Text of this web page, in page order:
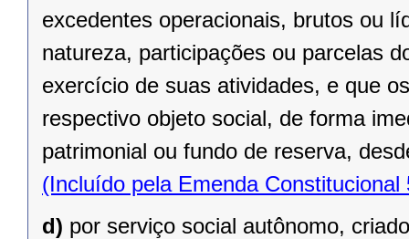
excedentes operacionais, brutos ou
natureza, participações ou parcelas
exercício de suas atividades, e que
respectivo objeto social, de forma
patrimonial ou fundo de reserva,
(Incluído pela Emenda Constitucional
d) por serviço social autônomo,